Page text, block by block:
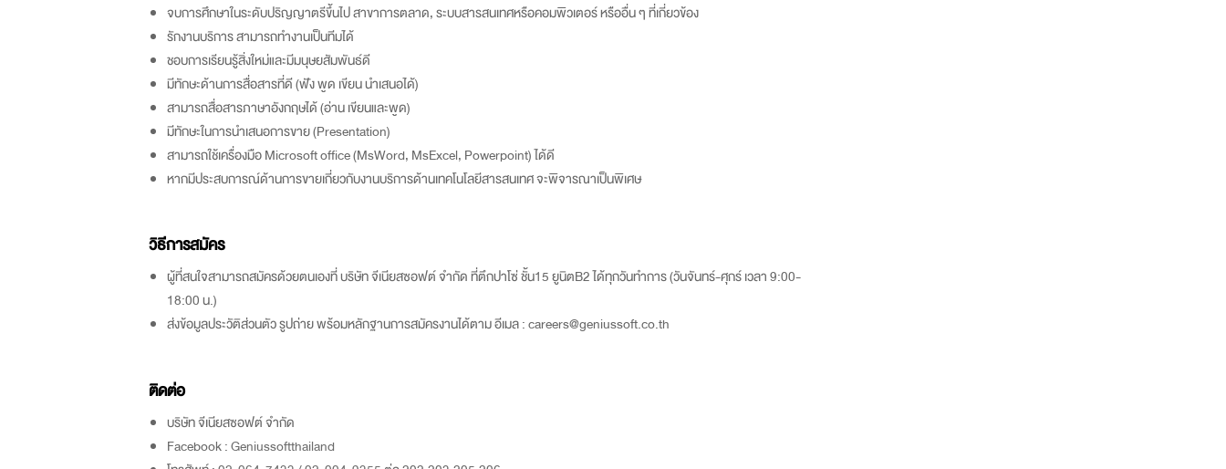
จบการศึกษาในระดับปริญญาตรีขึ้นไป สาขาการตลาด, ระบบสารสนเทศหรือคอมพิวเตอร์ หรืออื่น ๆ ที่เกี่ยวข้อง
รักงานบริการ สามารถทำงานเป็นทีมได้
ชอบการเรียนรู้สิ่งใหม่และมีมนุษยสัมพันธ์ดี
มีทักษะด้านการสื่อสารที่ดี (ฟัง พูด เขียน นำเสนอได้)
สามารถสื่อสารภาษาอังกฤษได้ (อ่าน เขียนและพูด)
มีทักษะในการนำเสนอการขาย (Presentation)
สามารถใช้เครื่องมือ Microsoft office (MsWord, MsExcel, Powerpoint) ได้ดี
หากมีประสบการณ์ด้านการขายเกี่ยวกับงานบริการด้านเทคโนโลยีสารสนเทศ จะพิจารณาเป็นพิเศษ
วิธีการสมัคร
ผู้ที่สนใจสามารถสมัครด้วยตนเองที่ บริษัท จีเนียสซอฟต์ จำกัด ที่ตึกปาโซ่ ชั้น15 ยูนิตB2 ได้ทุกวันทำการ (วันจันทร์-ศุกร์ เวลา 9:00-
18:00 น.)
ส่งข้อมูลประวัติส่วนตัว รูปถ่าย พร้อมหลักฐานการสมัครงานได้ตาม อีเมล : careers@geniussoft.co.th
ติดต่อ
บริษัท จีเนียสซอฟต์ จำกัด
Facebook :Geniussoftthailand